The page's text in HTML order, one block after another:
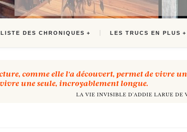
LISTE DES CHRONIQUES LES TRUCS EN PLUS